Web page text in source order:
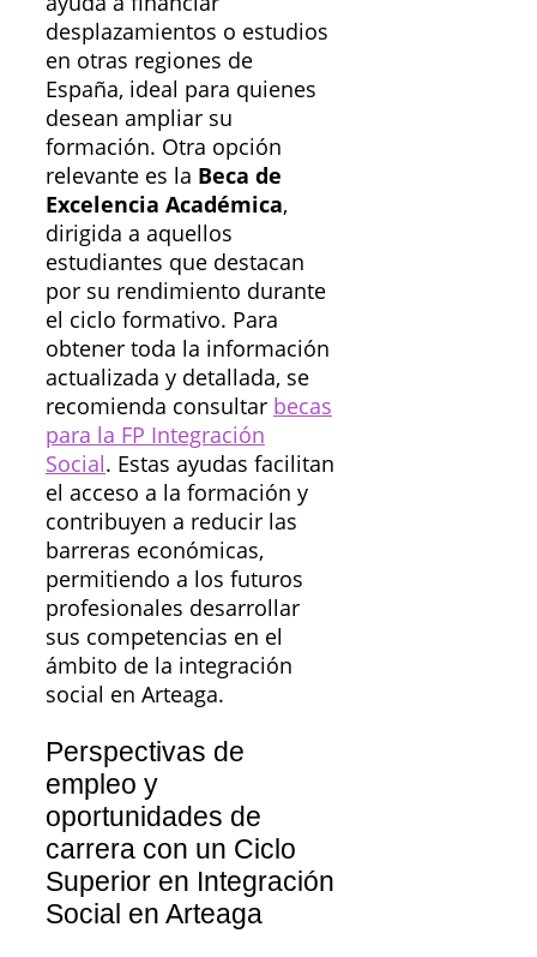
desplazamientos o estudios
en otras regiones de
España, ideal para quienes
desean ampliar su
formación. Otra opción
relevante es la Beca de
Excelencia Académica,
dirigida a aquellos
estudiantes que destacan
por su rendimiento durante
el ciclo formativo. Para
obtener toda la información
actualizada y detallada, se
recomienda consultar becas
para la FP Integración
Social. Estas ayudas facilitan
el acceso a la formación y
contribuyen a reducir las
barreras económicas,
permitiendo a los futuros
profesionales desarrollar
sus competencias en el
ámbito de la integración
social en Arteaga.
Perspectivas de
empleo y
oportunidades de
carrera con un Ciclo
Superior en Integración
Social en Arteaga